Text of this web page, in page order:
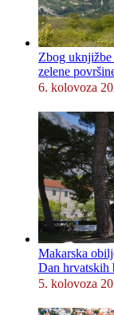
Zbog uknjižbe
zelene
6. kolovoza
Makarska
Dan hrvatskih
5. kolovoza